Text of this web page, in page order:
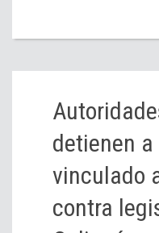
detienen
vinculado
contra